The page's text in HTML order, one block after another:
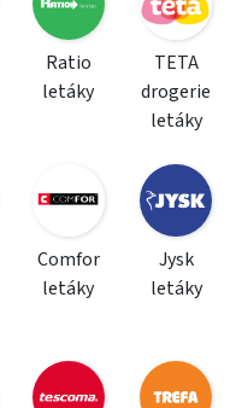
Ratio
letáky
TETA
drogerie
letáky
Comfor
letáky
Jysk
letáky